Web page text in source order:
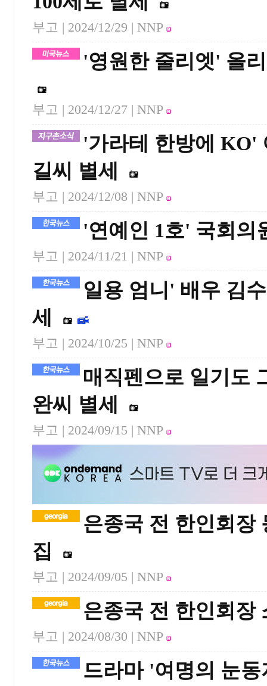
부고 | 2024/12/29 | NNP
'영원한 줄리엣' 올
부고 | 2024/12/27 | NNP
'가라테 한방에 KO'
길씨 별세
부고 | 2024/12/08 | NNP
'연예인 1호' 국회
부고 | 2024/11/21 | NNP
일용 엄니' 배우 김
세
부고 | 2024/10/25 | NNP
매직펜으로 일기도
완씨 별세
부고 | 2024/09/15 | NNP
은종국 전 한인회장
집
부고 | 2024/09/05 | NNP
은종국 전 한인회
부고 | 2024/08/30 | NNP
드라마 '여명의 눈